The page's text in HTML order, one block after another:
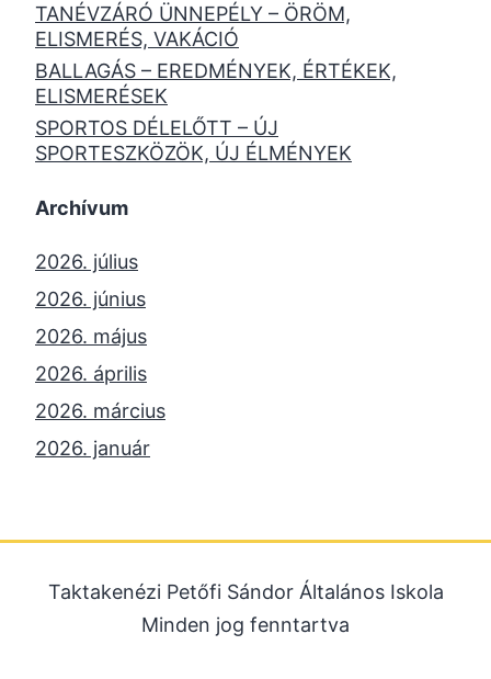
TANÉVZÁRÓ ÜNNEPÉLY – ÖRÖM,
ELISMERÉS, VAKÁCIÓ
BALLAGÁS – EREDMÉNYEK, ÉRTÉKEK,
ELISMERÉSEK
SPORTOS DÉLELŐTT – ÚJ
SPORTESZKÖZÖK, ÚJ ÉLMÉNYEK
Archívum
2026. július
2026. június
2026. május
2026. április
2026. március
2026. január
2025. július
2025. június
Taktakenézi Petőfi Sándor Általános Iskola
Minden jog fenntartva